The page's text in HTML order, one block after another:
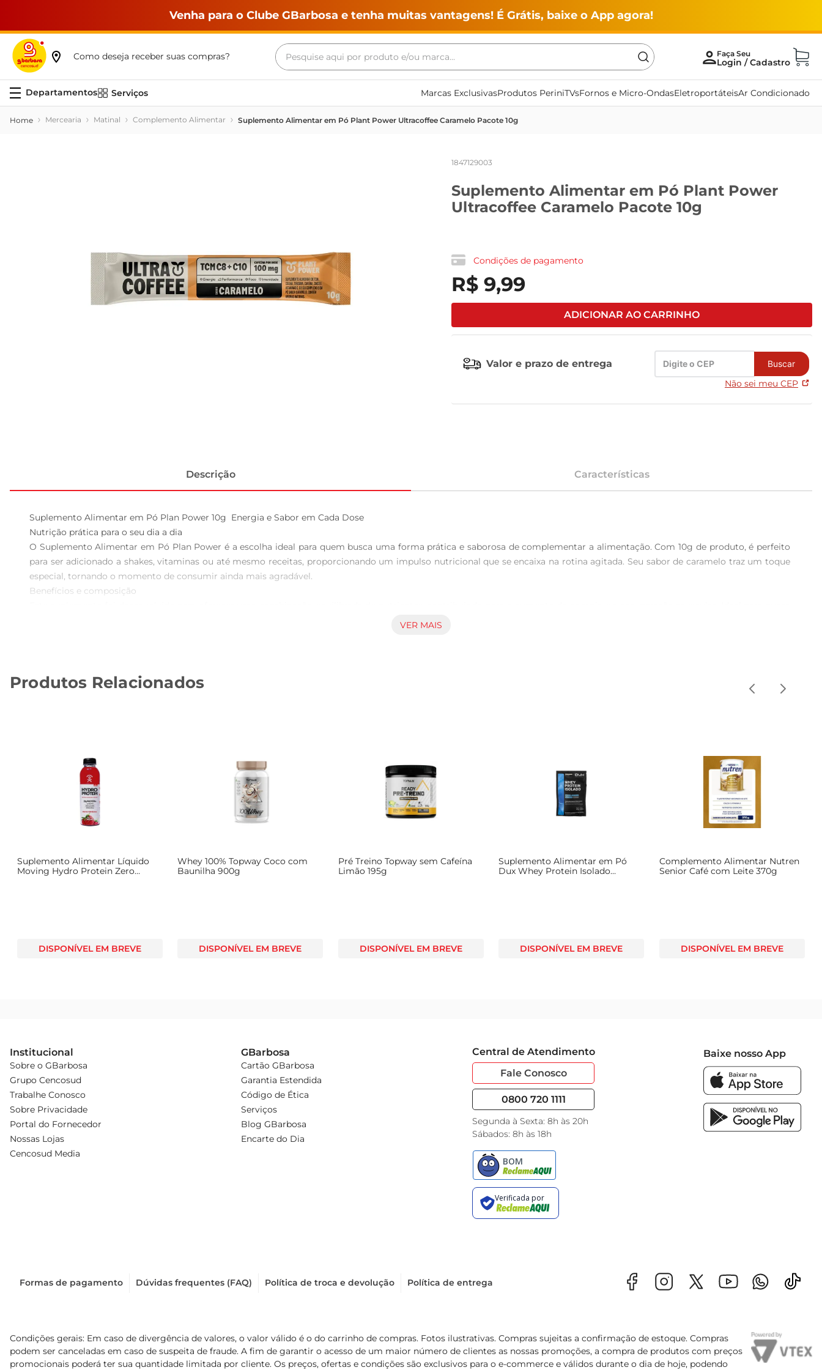
Venha para o Clube GBarbosa e tenha muitas vantagens! É Grátis, baixe o App agora!
Como deseja receber suas compras?
Pesquise aqui por produto e/ou marca...
Serviços Marcas ExclusivasProdutos PeriniTVsFornos e Micro-OndasEletroportáteisAr Condicionado
Mercearia Matinal Complemento Alimentar Suplemento Alimentar em Pó Plant Power Ultracoffee Caramelo Pacote 10g
1847129003
Suplemento Alimentar em Pó Plant Power
Ultracoffee Caramelo Pacote 10g
Condições de pagamento
R$ 9,99
ADICIONAR AO CARRINHO
Valor e prazo de entrega Buscar
Não sei meu CEP
Descrição Características
Suplemento Alimentar em Pó Plan Power 10g  Energia e Sabor em Cada Dose
Nutrição prática para o seu dia a dia
O Suplemento Alimentar em Pó Plan Power é a escolha ideal para quem busca uma forma prática e saborosa de complementar a alimentação. Com 10g de produto, é perfeito
para ser adicionado a shakes, vitaminas ou até mesmo receitas, proporcionando um impulso nutricional que se encaixa na rotina agitada. Seu sabor de caramelo traz um toque
especial, tornando o momento de consumir ainda mais agradável.
Benefícios e composição
pratica atividades físicas, ele pode ser utilizado antes ou após os treinos, ajudando a otimizar o desempenho e a recuperação do corpo. Além disso, sua fórmula é cuidadosamente
sua bebida favorita e desfrutar de uma nutrição rápida e saborosa. A versatilidade do produto permite que você o utilize em diferentes momentos do dia, seja no café da manhã,
VER MAIS
Produtos Relacionados
Suplemento Alimentar Líquido
Moving Hydro Protein Zero
DISPONÍVEL EM BREVE
Whey 100% Topway Coco com
Baunilha 900g
DISPONÍVEL EM BREVE
Pré Treino Topway sem Cafeína
Limão 195g
DISPONÍVEL EM BREVE
Suplemento Alimentar em Pó
Dux Whey Protein Isolado
DISPONÍVEL EM BREVE
Complemento Alimentar Nutren
Senior Café com Leite 370g
DISPONÍVEL EM BREVE
Institucional
Sobre o GBarbosa
Grupo Cencosud
Trabalhe Conosco
Sobre Privacidade
Portal do Fornecedor
Nossas Lojas
Cencosud Media
GBarbosa
Cartão GBarbosa
Garantia Estendida
Código de Ética
Serviços
Blog GBarbosa
Encarte do Dia
Central de Atendimento
Fale Conosco
0800 720 1111
Segunda à Sexta: 8h às 20h
Sábados: 8h às 18h
Baixe nosso App
Formas de pagamento Dúvidas frequentes (FAQ) Política de troca e devolução Política de entrega
Condições gerais: Em caso de divergência de valores, o valor válido é o do carrinho de compras. Fotos ilustrativas. Compras sujeitas a confirmação de estoque. Compras
podem ser canceladas em caso de suspeita de fraude. A fim de garantir o acesso de um maior número de clientes as nossas promoções, a compra de produtos com preços
promocionais poderá ter sua quantidade limitada por cliente. Os preços, ofertas e condições são exclusivos para o e-commerce e válidos durante o dia de hoje, podendo
Termos mais buscados
maquina lavar
vinho
leite pó
celular